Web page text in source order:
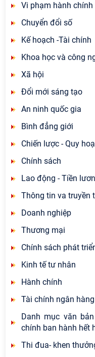
Vi phạm hành chính
Chuyển đổi số
Kế hoạch -Tài chính
Khoa học và công
Xã hội
Đổi mới sáng tạo
An ninh quốc gia
Bình đẳng giới
Chiến lược - Quy
Chính sách
Lao động - Tiền
Thông tin va truyền
Doanh nghiệp
Thương mại
Chính sách phát
Kinh tế tư nhân
Hành chính
Tài chính ngân hàng
Danh mục văn
chính ban hành hết
Thi đua- khen